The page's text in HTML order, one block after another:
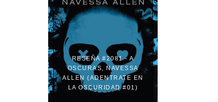
RESEÑA #2081 - A
OSCURAS, NAVESSA
ALLEN (ADENTRATE EN
LA OSCURIDAD #01)